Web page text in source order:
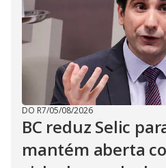
DO R7/05/08/2026
BC reduz Selic
mantém aberta